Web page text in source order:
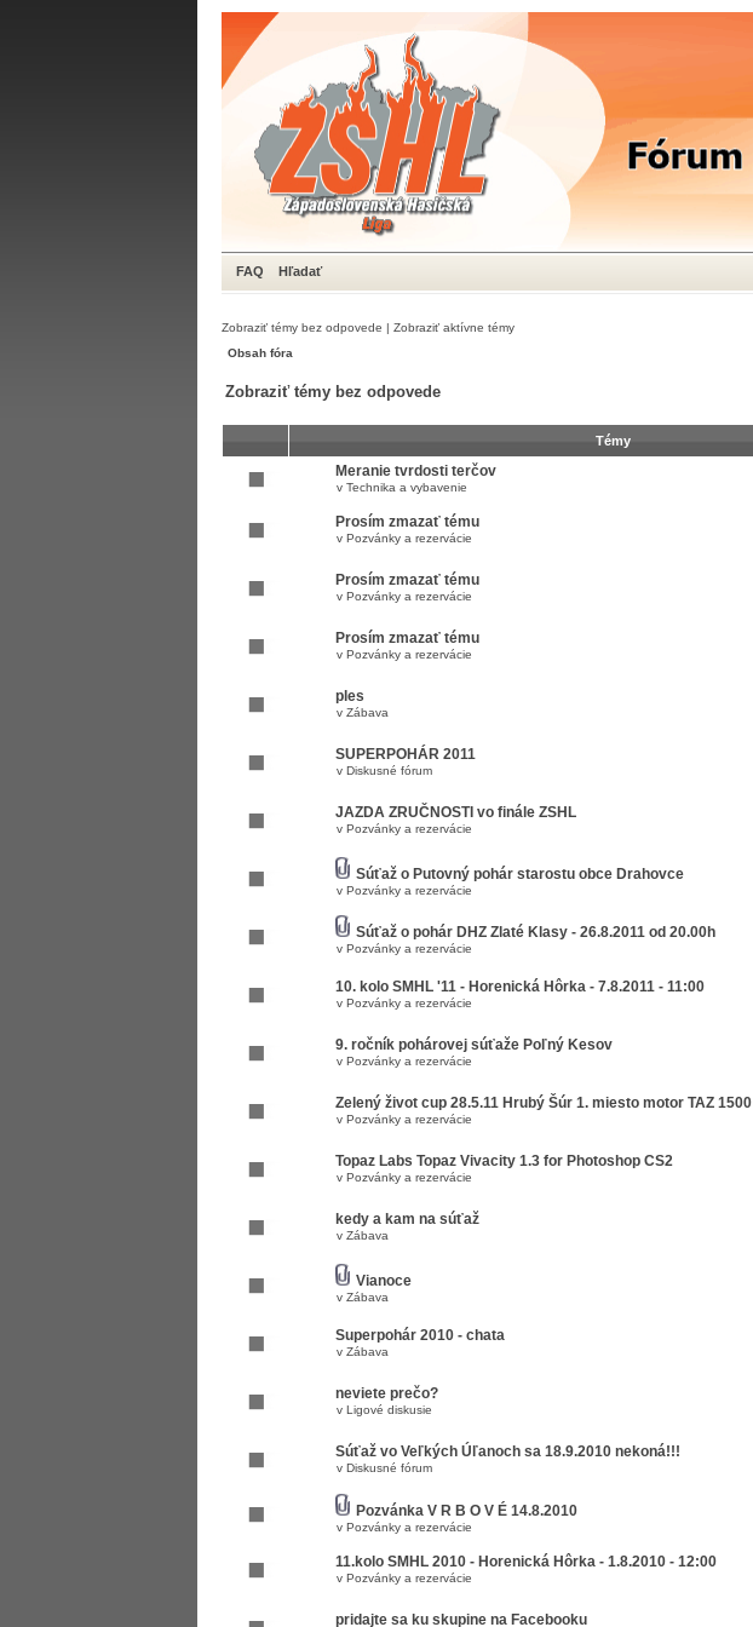
FAQ Hľadať
Zobraziť témy bez odpovede | Zobraziť aktívne témy
Obsah fóra
Zobraziť témy bez odpovede
Témy
Meranie tvrdosti terčov
v Technika a vybavenie
Prosím zmazať tému
v Pozvánky a rezervácie
Prosím zmazať tému
v Pozvánky a rezervácie
Prosím zmazať tému
v Pozvánky a rezervácie
ples
v Zábava
SUPERPOHÁR 2011
v Diskusné fórum
JAZDA ZRUČNOSTI vo finále ZSHL
v Pozvánky a rezervácie
Súťaž o Putovný pohár starostu obce Drahovce
v Pozvánky a rezervácie
Súťaž o pohár DHZ Zlaté Klasy - 26.8.2011 od 20.00h
v Pozvánky a rezervácie
10. kolo SMHL '11 - Horenická Hôrka - 7.8.2011 - 11:00
v Pozvánky a rezervácie
9. ročník pohárovej súťaže Poľný Kesov
v Pozvánky a rezervácie
Zelený život cup 28.5.11 Hrubý Šúr 1. miesto motor TAZ 1500
v Pozvánky a rezervácie
Topaz Labs Topaz Vivacity 1.3 for Photoshop CS2
v Pozvánky a rezervácie
kedy a kam na súťaž
v Zábava
Vianoce
v Zábava
Superpohár 2010 - chata
v Zábava
neviete prečo?
v Ligové diskusie
Súťaž vo Veľkých Úľanoch sa 18.9.2010 nekoná!!!
v Diskusné fórum
Pozvánka V R B O V É 14.8.2010
v Pozvánky a rezervácie
11.kolo SMHL 2010 - Horenická Hôrka - 1.8.2010 - 12:00
v Pozvánky a rezervácie
pridajte sa ku skupine na Facebooku